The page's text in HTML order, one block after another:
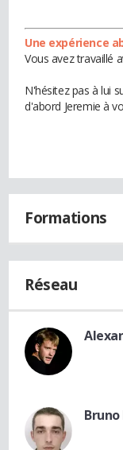
Une expérience
Vous avez travaillé
N'hésitez pas à lui
d'abord Jeremie à
Formations
Réseau
Bruno